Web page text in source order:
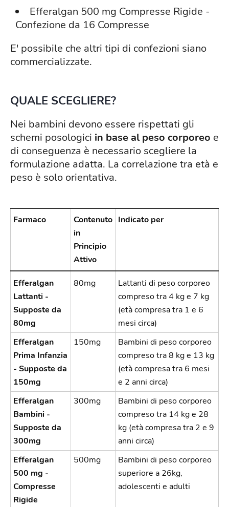
Efferalgan 500 mg Compresse Rigide -
Confezione da 16 Compresse
E' possibile che altri tipi di confezioni siano
commercializzate.
QUALE SCEGLIERE?
Nei bambini devono essere rispettati gli
schemi posologici in base al peso corporeo e
di conseguenza è necessario scegliere la
formulazione adatta. La correlazione tra età e
peso è solo orientativa.
Farmaco
Contenuto
in
Principio
Attivo
Indicato per
Efferalgan
Lattanti -
Supposte da
80mg
80mg
Lattanti di peso corporeo
compreso tra 4 kg e 7 kg
(età compresa tra 1 e 6
mesi circa)
Efferalgan
Prima Infanzia
- Supposte da
150mg
150mg
Bambini di peso corporeo
compreso tra 8 kg e 13 kg
(età compresa tra 6 mesi
e 2 anni circa)
Efferalgan
Bambini -
Supposte da
300mg
300mg
Bambini di peso corporeo
compreso tra 14 kg e 28
kg (età compresa tra 2 e 9
anni circa)
Efferalgan
500 mg -
Compresse
Rigide
500mg
Bambini di peso corporeo
superiore a 26kg,
adolescenti e adulti